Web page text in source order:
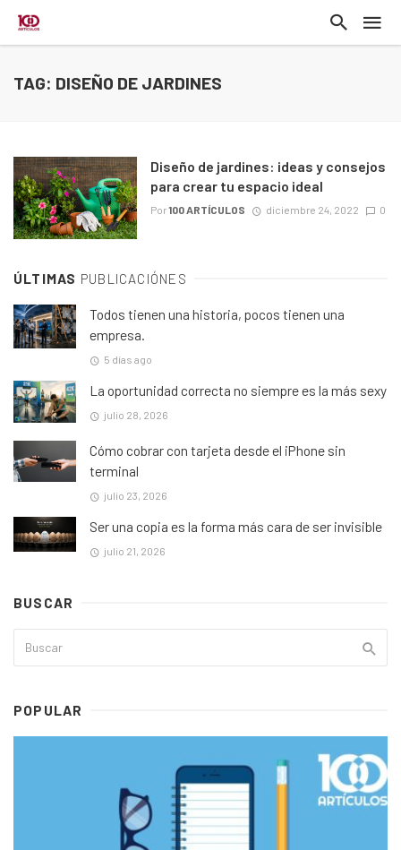
TAG: DISEÑO DE JARDINES
Diseño de jardines: ideas y consejos
para crear tu espacio ideal
Por100 ARTÍCULOS diciembre 24, 2022 0
ÚLTIMAS PUBLICACIÓNES
Todos tienen una historia, pocos tienen una
empresa.
5 días ago
La oportunidad correcta no siempre es la más sexy
julio 28, 2026
Cómo cobrar con tarjeta desde el iPhone sin
terminal
julio 23, 2026
Ser una copia es la forma más cara de ser invisible
julio 21, 2026
BUSCAR
POPULAR